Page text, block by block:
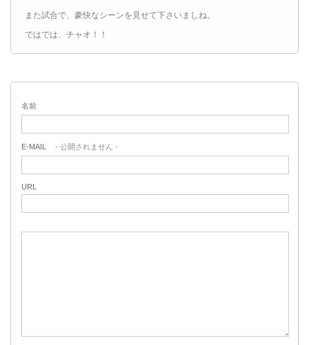
また試合で、豪快なシーンを見せて下さいましね。
ではでは、チャオ！！
名前
E-MAIL - 公開されません -
URL